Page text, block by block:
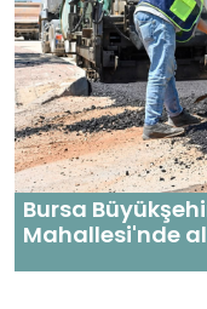
Bursa
Mahallesi'nde